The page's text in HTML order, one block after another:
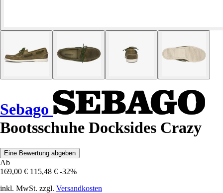
Sebago
Bootsschuhe Docksides Crazy
Eine Bewertung abgeben
Ab
169,00 € 115,48 € -32%
inkl. MwSt. zzgl. Versandkosten